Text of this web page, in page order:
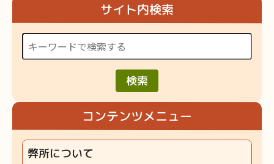
サイト内検索
検索
コンテンツメニュー
弊所について